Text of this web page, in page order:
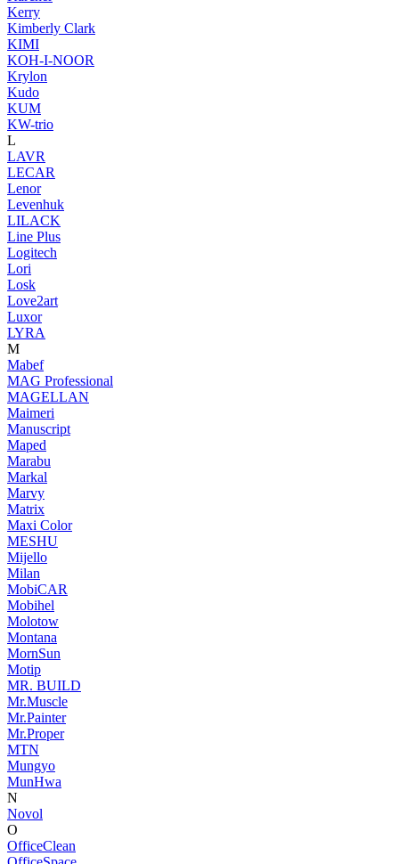
Kerry
Kimberly Clark
KIMI
KOH-I-NOOR
Krylon
Kudo
KUM
KW-trio
L
LAVR
LECAR
Lenor
Levenhuk
LILACK
Line Plus
Logitech
Lori
Losk
Love2art
Luxor
LYRA
M
Mabef
MAG Professional
MAGELLAN
Maimeri
Manuscript
Maped
Marabu
Markal
Marvy
Matrix
Maxi Color
MESHU
Mijello
Milan
MobiCAR
Mobihel
Molotow
Montana
MornSun
Motip
MR. BUILD
Mr.Muscle
Mr.Painter
Mr.Proper
MTN
Mungyo
MunHwa
N
Novol
O
OfficeClean